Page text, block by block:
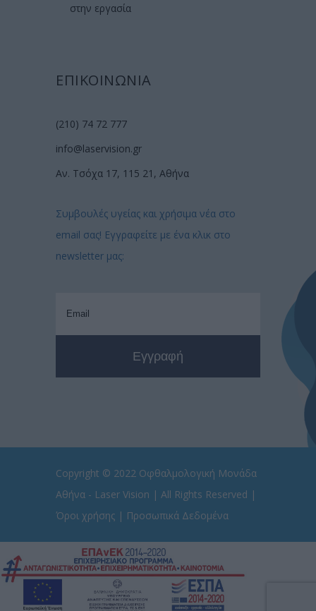
στην εργασία
ΕΠΙΚΟΙΝΩΝΙΑ
(210) 74 72 777
info@laservision.gr
Αν. Τσόχα 17, 115 21, Αθήνα
Συμβουλές υγείας και χρήσιμα νέα στο
email σας! Εγγραφείτε με ένα κλικ στο
newsletter μας:
Copyright © 2022 Οφθαλμολογική Μονάδα
Αθήνα - Laser Vision | All Rights Reserved |
Όροι χρήσης | Προσωπικά Δεδομένα